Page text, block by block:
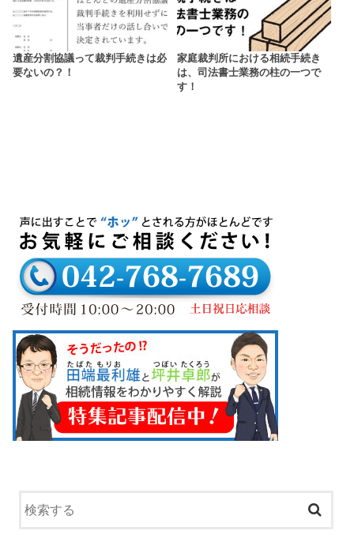
遺産分割協議って裁判手続きは必
要ないの？！
家庭裁判所における相続手続き
は、司法書士業務の柱の一つで
す！